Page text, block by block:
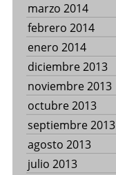
marzo 2014
febrero 2014
enero 2014
diciembre 2013
noviembre 2013
octubre 2013
septiembre 2013
agosto 2013
julio 2013